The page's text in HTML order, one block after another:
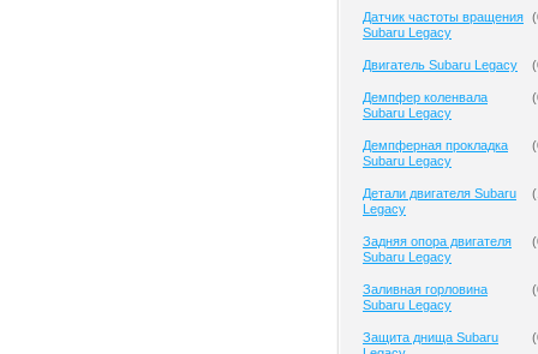
Датчик частоты вращения
Subaru Legacy
(
Двигатель Subaru Legacy (
Демпфер коленвала
Subaru Legacy
(
Демпферная прокладка
Subaru Legacy
(
Детали двигателя Subaru
Legacy
(
Задняя опора двигателя
Subaru Legacy
(
Заливная горловина
Subaru Legacy
(
Защита днища Subaru
(